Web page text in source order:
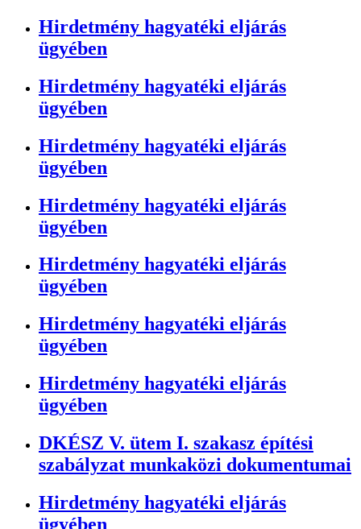
Hirdetmény hagyatéki eljárás
ügyében
Hirdetmény hagyatéki eljárás
ügyében
Hirdetmény hagyatéki eljárás
ügyében
Hirdetmény hagyatéki eljárás
ügyében
Hirdetmény hagyatéki eljárás
ügyében
Hirdetmény hagyatéki eljárás
ügyében
Hirdetmény hagyatéki eljárás
ügyében
DKÉSZ V. ütem I. szakasz építési
szabályzat munkaközi dokumentumai
Hirdetmény hagyatéki eljárás
ügyében